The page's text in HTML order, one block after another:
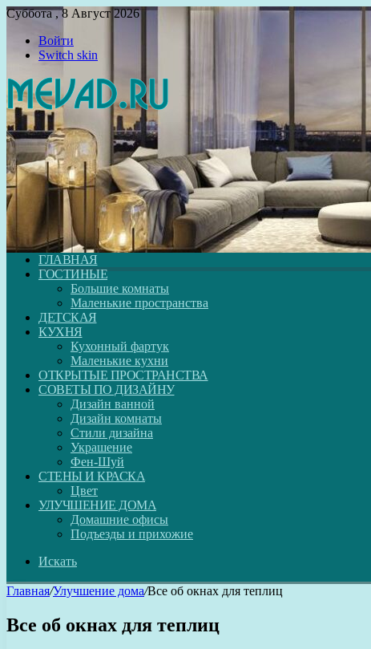
Суббота , 8 Август 2026
Войти
Switch skin
ГЛАВНАЯ
ГОСТИНЫЕ
Большие комнаты
Маленькие пространства
ДЕТСКАЯ
КУХНЯ
Кухонный фартук
Маленькие кухни
ОТКРЫТЫЕ ПРОСТРАНСТВА
СОВЕТЫ ПО ДИЗАЙНУ
Дизайн ванной
Дизайн комнаты
Стили дизайна
Украшение
Фен-Шуй
СТЕНЫ И КРАСКА
Цвет
УЛУЧШЕНИЕ ДОМА
Домашние офисы
Подъезды и прихожие
Искать
Главная/Улучшение дома/Все об окнах для теплиц
Все об окнах для теплиц